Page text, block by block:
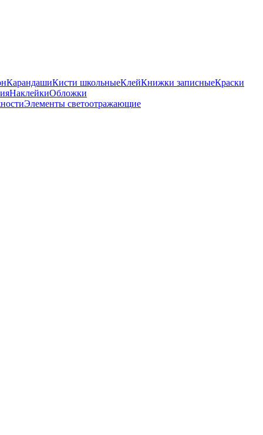
КарандашиКисти школьныеКлейКнижки записныеКраски
НаклейкиОбложки
Элементы светоотражающие